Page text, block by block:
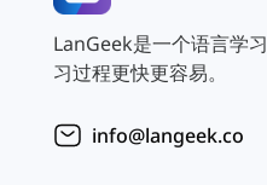
LanGeek是一个语言学
习过程更快更容易。
info@langeek.co